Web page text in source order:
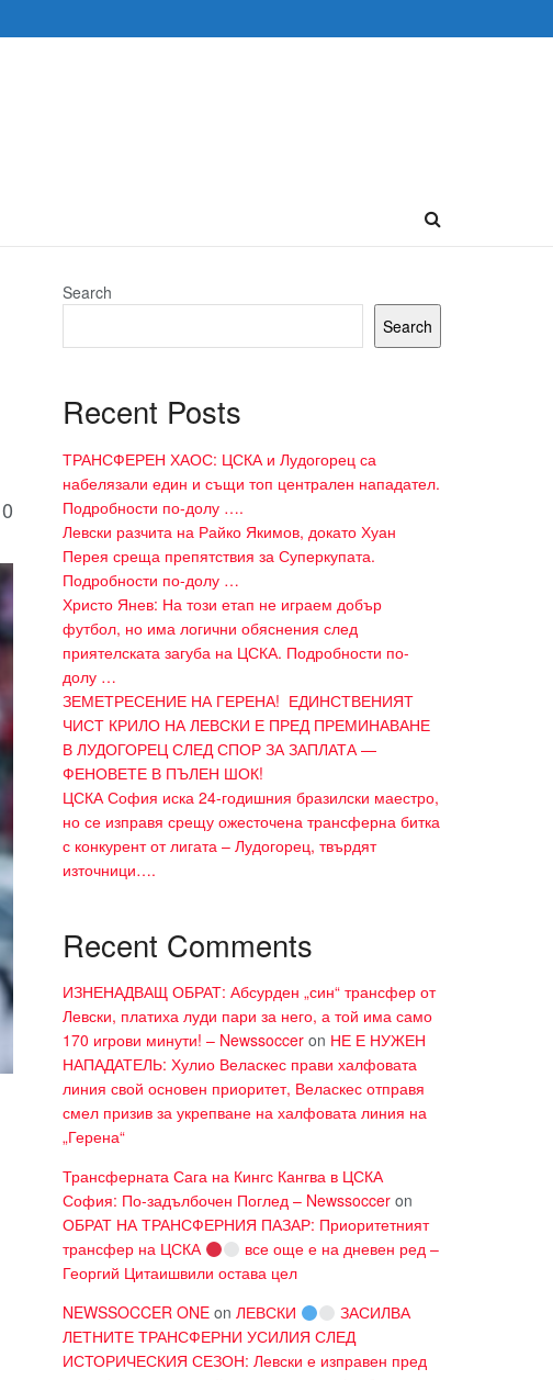
0
Search
Search
Recent Posts
ТРАНСФЕРЕН ХАОС: ЦСКА и Лудогорец са
набелязали един и същи топ централен нападател.
Подробности по-долу ….
Левски разчита на Райко Якимов, докато Хуан
Перея среща препятствия за Суперкупата.
Подробности по-долу …
Христо Янев: На този етап не играем добър
футбол, но има логични обяснения след
приятелската загуба на ЦСКА. Подробности по-
долу …
ЗЕМЕТРЕСЕНИЕ НА ГЕРЕНА! ЕДИНСТВЕНИЯТ
ЧИСТ КРИЛО НА ЛЕВСКИ Е ПРЕД ПРЕМИНАВАНЕ
В ЛУДОГОРЕЦ СЛЕД СПОР ЗА ЗАПЛАТА —
ФЕНОВЕТЕ В ПЪЛЕН ШОК!
ЦСКА София иска 24-годишния бразилски маестро,
но се изправя срещу ожесточена трансферна битка
с конкурент от лигата – Лудогорец, твърдят
източници….
Recent Comments
ИЗНЕНАДВАЩ ОБРАТ: Абсурден „син“ трансфер от
Левски, платиха луди пари за него, а той има само
170 игрови минути! – Newssoccer on НЕ Е НУЖЕН
НАПАДАТЕЛЬ: Хулио Веласкес прави халфовата
линия свой основен приоритет, Веласкес отправя
смел призив за укрепване на халфовата линия на
„Герена“
Трансферната Сага на Кингс Кангва в ЦСКА
София: По-задълбочен Поглед – Newssoccer on
ОБРАТ НА ТРАНСФЕРНИЯ ПАЗАР: Приоритетният
трансфер на ЦСКА
все още е на дневен ред –
Георгий Цитаишвили остава цел
NEWSSOCCER ONE on ЛЕВСКИ
ЗАСИЛВА
ЛЕТНИТЕ ТРАНСФЕРНИ УСИЛИЯ СЛЕД
ИСТОРИЧЕСКИЯ СЕЗОН: Левски е изправен пред